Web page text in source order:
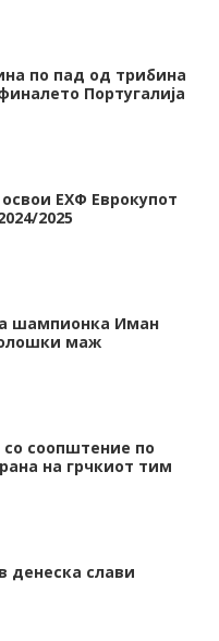
по пад од трибина
Португалија
ЕХФ Еврокупот
2025
шампионка Иман
маж
соопштение по
на грчкиот тим
денеска слави